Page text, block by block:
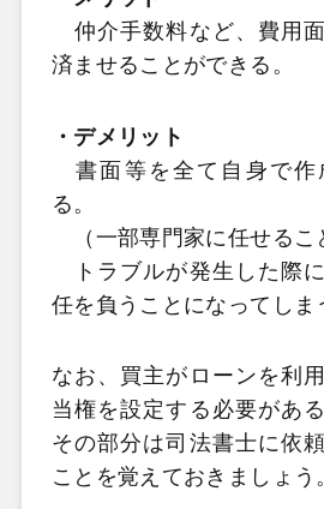
仲介手数料など、費用
済ませることができる。
・デメリット
書面等を全て自身で作
る。
（一部専門家に任せるこ
トラブルが発生した際
任を負うことになってしま
なお、買主がローンを利
当権を設定する必要があ
その部分は司法書士に依
ことを覚えておきましょう